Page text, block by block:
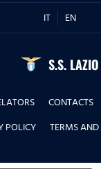
IT EN
S.S. LAZIO
CONTACTS
POLICY
TERMS